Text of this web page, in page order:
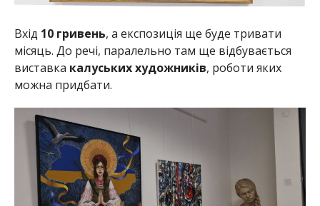
Вхід 10 гривень, а експозиція ще буде тривати
місяць. До речі, паралельно там ще відбувається
виставка калуських художників, роботи яких
можна придбати.